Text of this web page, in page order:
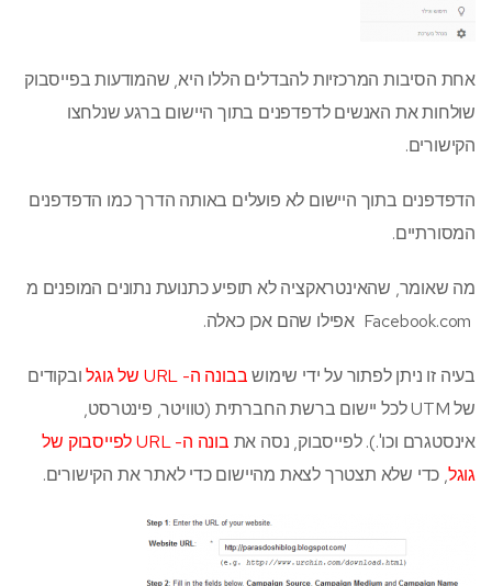
אחת הסיבות המרכזיות להבדלים הללו היא, שהמודעות בפייסבוק
שולחות את האנשים לדפדפנים בתוך היישום ברגע שנלחצו
הקישורים.
הדפדפנים בתוך היישום לא פועלים באותה הדרך כמו הדפדפנים
המסורתיים.
מה שאומר, שהאינטראקציה לא תופיע כתנועת נתונים המופנים מ
בעיה זו ניתן לפתור על ידי שימושבבונה ה- URL של גוגל
ובקודים
של UTM לכל יישום ברשת החברתית (טוויטר, פינטרסט,
אינסטגרם וכו'.). לפייסבוק, נסה את
בונה ה- URL לפייסבוק של
גוגל, כדי שלא תצטרך לצאת מהיישום כדי לאתר את הקישורים.